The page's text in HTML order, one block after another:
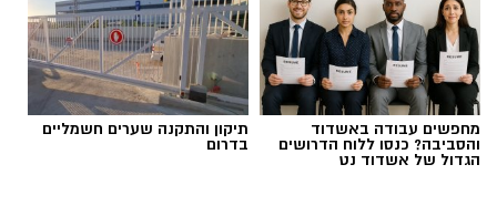
מחפשים עבודה באשדוד
והסביבה? כנסו ללוח הדרושים
הגדול של אשדוד נט
תיקון והתקנה שערים חשמליים
בדרום